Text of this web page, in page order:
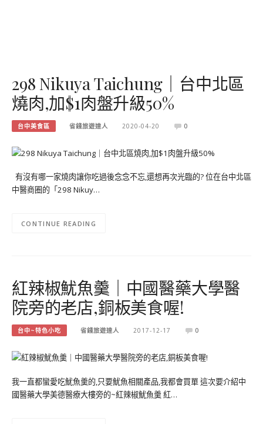
298 Nikuya Taichung｜台中北區
燒肉,加$1肉盤升級50%
台中美食區 省錢旅遊達人 2020-04-20 0
有沒有哪一家燒肉讓你吃過後念念不忘,還想再次光臨的? 位在台中北區
中醫商圈的「298 Nikuy…
CONTINUE READING
紅辣椒魷魚羹｜中國醫藥大學醫
院旁的老店,銅板美食喔!
台中~特色小吃 省錢旅遊達人 2017-12-17 0
我一直都蠻愛吃魷魚羹的,只要魷魚相關產品,我都會買單 這次要介紹中
國醫藥大學美德醫療大樓旁的~紅辣椒魷魚羹 紅…